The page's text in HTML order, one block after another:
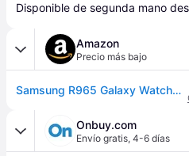
Disponible de segunda mano
Amazon
Precio más bajo
Samsung R965 Galaxy Watch6 Classic, 47mm, Plata
Onbuy.com
Envío gratis, 4-6 días